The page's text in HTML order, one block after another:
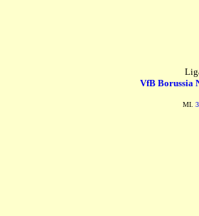
VfB Borussia
MI.